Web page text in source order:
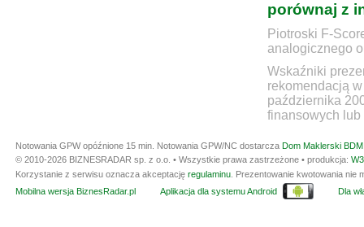
porównaj z
Piotroski F-
analogicznego
Wskaźniki
rekomendacją
października
finansowych lub
Notowania GPW opóźnione 15 min. Notowania GPW/NC dostarcza Dom Maklerski
© 2010-2026 BIZNESRADAR sp. z o.o. • Wszystkie prawa zastrzeżone • produkcja:
Korzystanie z serwisu oznacza akceptację regulaminu . Prezentowanie kwotowania
Mobilna wersja BiznesRadar.pl
Aplikacja dla systemu Android Dla